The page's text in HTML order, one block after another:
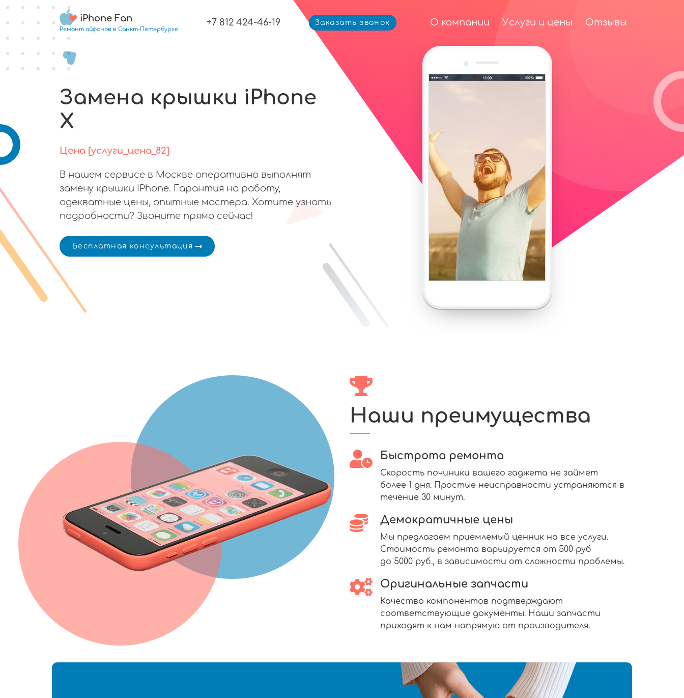
iPhone Fan
Ремонт айфонов в Санкт-Петербурге
+7 812 424-46-19 Заказать звонок О компании Услуги и цены Отзывы
Замена крышки iPhone
X
Цена [услуги_цена_82]
В нашем сервисе в Москве оперативно выполнят
замену крышки IPhone. Гарантия на работу,
адекватные цены, опытные мастера. Хотите узнать
подробности? Звоните прямо сейчас!
Бесплатная консультация
Наши преимущества
Быстрота ремонта
Скорость починики вашего гаджета не займет
более 1 дня. Простые неисправности устраняются в
течение 30 минут.
Демократичные цены
Мы предлагаем приемлемый ценник на все услуги.
Стоимость ремонта варьируется от 500 руб
до 5000 руб., в зависимости от сложности проблемы.
Оригинальные запчасти
Качество компонентов подтверждают
соответствующие документы. Наши запчасти
приходят к нам напрямую от производителя.